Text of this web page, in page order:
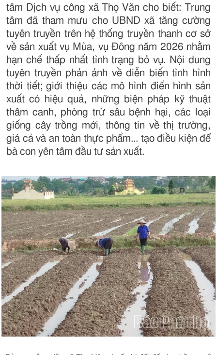
tâm Dịch vụ công xã Thọ Văn cho biết: Trung
tâm đã tham mưu cho UBND xã tăng cường
tuyên truyền trên hệ thống truyền thanh cơ sở
về sản xuất vụ Mùa, vụ Đông năm 2026 nhằm
hạn chế thấp nhất tình trạng bỏ vụ. Nội dung
tuyên truyền phản ảnh về diễn biến tình hình
thời tiết; giới thiệu các mô hình điển hình sản
xuất có hiệu quả, những biện pháp kỹ thuật
thâm canh, phòng trừ sâu bệnh hại, các loại
giống cây trồng mới, thông tin về thị trường,
giá cả và an toàn thực phẩm... tạo điều kiện để
bà con yên tâm đầu tư sản xuất.